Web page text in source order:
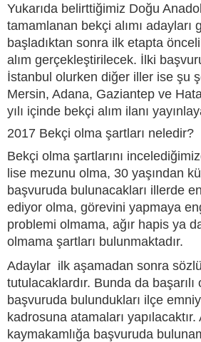
Yukarıda belirttiğimiz Doğu
tamamlanan bekçi alımı adayları
başladıktan sonra ilk etapta
alım gerçekleştirilecek. İlki
İstanbul olurken diğer iller ise şu
Mersin, Adana, Gaziantep ve
yılı içinde bekçi alım ilanı
2017 Bekçi olma şartları neledir?
Bekçi olma şartlarını
lise mezunu olma, 30 yaşından
başvuruda bulunacakları illerde
ediyor olma, görevini yapmaya
problemi olmama, ağır hapis ya
olmama şartları bulunmaktadır.
Adaylar ilk aşamadan sonra
tutulacaklardır. Bunda da
başvuruda bulundukları ilçe
kadrosuna atamaları
kaymakamlığa başvuruda